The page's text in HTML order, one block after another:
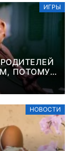
ИГРЫ
ПОТОМУ
НОВОСТИ